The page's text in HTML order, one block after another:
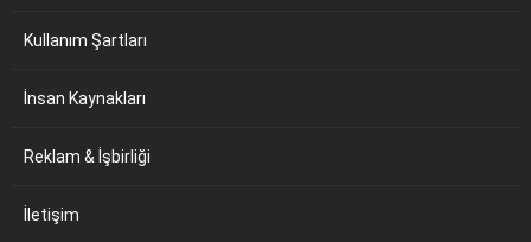
Kullanım Şartları
İnsan Kaynakları
Reklam & İşbirliği
İletişim